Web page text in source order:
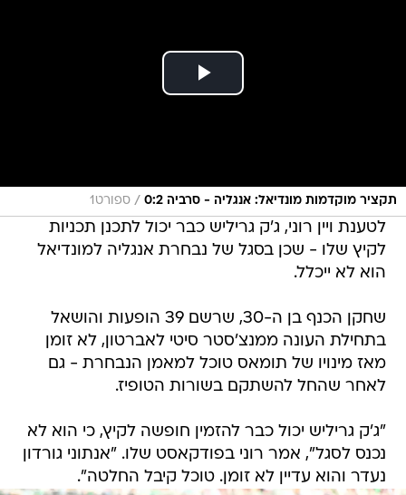
תקציר מוקדמות מונדיאל: אנגליה - סרביה 0:2 / ספורט1
לטענת ויין רוני, ג'ק גריליש כבר יכול לתכנן תכניות
לקיץ שלו - שכן בסגל של נבחרת אנגליה למונדיאל
הוא לא ייכלל.
שחקן הכנף בן ה-30, שרשם 39 הופעות והושאל
בתחילת העונה ממנצ'סטר סיטי לאברטון, לא זומן
מאז מינויו של תומאס טוכל למאמן הנבחרת - גם
לאחר שהחל להשתקם בשורות הטופיז.
"ג'ק גריליש יכול כבר להזמין חופשה לקיץ, כי הוא לא
נכנס לסגל", אמר רוני בפודקאסט שלו. "אנתוני גורדון
נעדר והוא עדיין לא זומן. טוכל קיבל החלטה".